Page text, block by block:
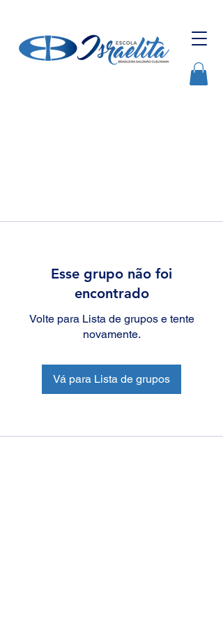
Esse grupo não foi
encontrado
Volte para Lista de grupos e tente
novamente.
Vá para Lista de grupos